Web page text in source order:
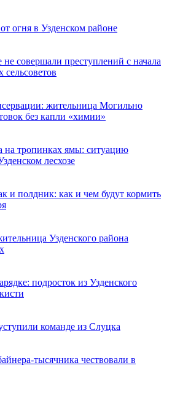
огня в Узденском районе
не совершали преступлений с начала
сельсоветов
жительница Могильно
без капли «химии»
на тропинках ямы: ситуацию
лесхозе
и полдник: как и чем будут кормить
Узденского района
подросток из Узденского
команде из Слуцка
тысячника чествовали в